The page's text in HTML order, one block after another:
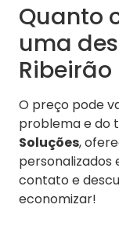
Quanto
uma
Ribeirão
O preço pode
problema e do
Soluções,
personalizados
contato e
economizar!